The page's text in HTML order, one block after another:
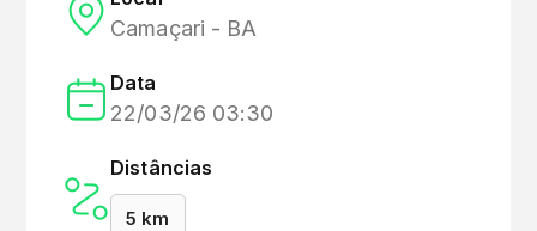
Camaçari - BA
Data
22/03/26 03:30
Distâncias
5 km